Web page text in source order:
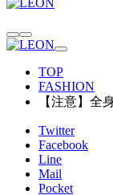
TOP
FASHION
【注意】全
Twitter
Facebook
Line
Mail
Pocket